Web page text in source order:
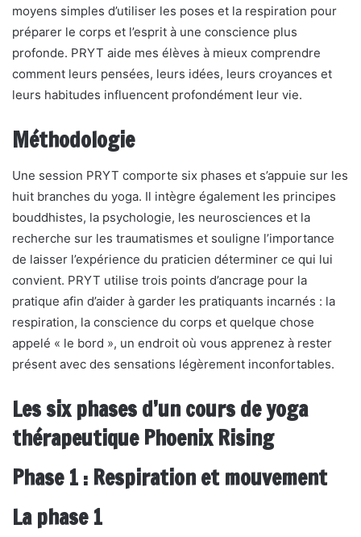
moyens simples d’utiliser les poses et la respiration pour
préparer le corps et l’esprit à une conscience plus
profonde. PRYT aide mes élèves à mieux comprendre
comment leurs pensées, leurs idées, leurs croyances et
leurs habitudes influencent profondément leur vie.
Méthodologie
Une session PRYT comporte six phases et s’appuie sur les
huit branches du yoga. Il intègre également les principes
bouddhistes, la psychologie, les neurosciences et la
recherche sur les traumatismes et souligne l’importance
de laisser l’expérience du praticien déterminer ce qui lui
convient. PRYT utilise trois points d’ancrage pour la
pratique afin d’aider à garder les pratiquants incarnés : la
respiration, la conscience du corps et quelque chose
appelé « le bord », un endroit où vous apprenez à rester
présent avec des sensations légèrement inconfortables.
Les six phases d’un cours de yoga
thérapeutique Phoenix Rising
Phase 1 : Respiration et mouvement
La phase 1